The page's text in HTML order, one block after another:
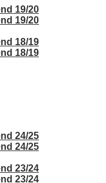
19/20
19/20
18/19
18/19
24/25
24/25
23/24
23/24